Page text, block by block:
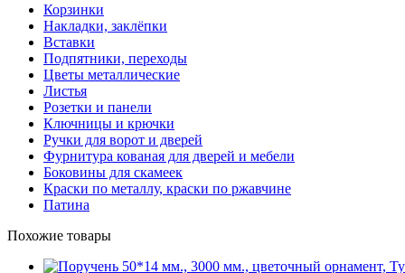
Корзинки
Накладки, заклёпки
Вставки
Подпятники, переходы
Цветы металлические
Листья
Розетки и панели
Ключницы и крючки
Ручки для ворот и дверей
Фурнитура кованая для дверей и мебели
Боковины для скамеек
Краски по металлу, краски по ржавчине
Патина
Похожие товары